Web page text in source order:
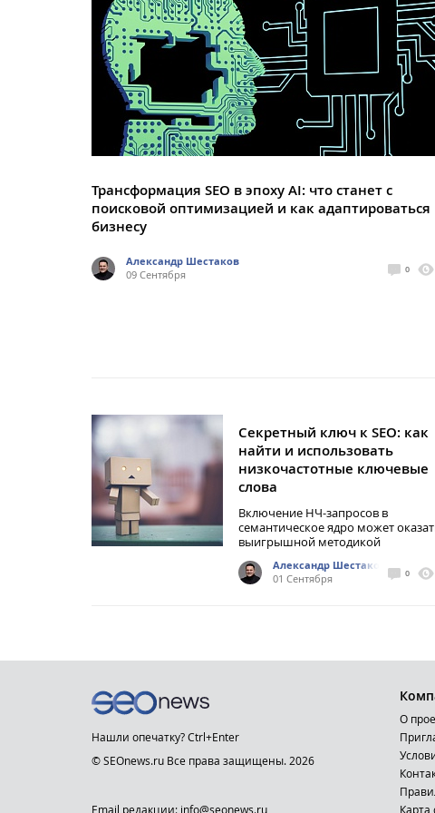
Трансформация SEO в эпоху AI: что станет с
поисковой оптимизацией и как адаптироваться
бизнесу
Александр Шестаков
09 Сентября
0
Секретный ключ к SEO: как
найти и использовать
низкочастотные ключевые
слова
Включение НЧ-запросов в
семантическое ядро может
выигрышной методикой
Александр Шестаков
01 Сентября
0
Нашли опечатку? Ctrl+Enter
© SEOnews.ru Все права защищены. 2026
Email редакции: info@seonews.ru
О
Карта